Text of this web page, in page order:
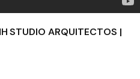
STUDIO ARQUITECTOS |